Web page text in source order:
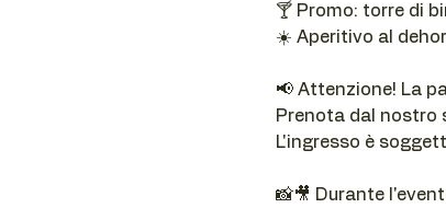
🍸 Promo: torre di
☀️ Aperitivo al
📢 Attenzione! La
Prenota dal nostro
L'ingresso è
📸🎥 Durante